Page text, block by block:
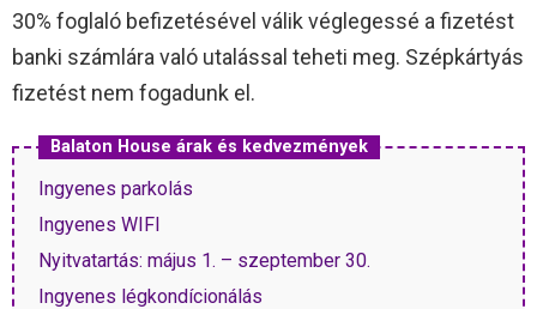
30% foglaló befizetésével válik véglegessé a fizetést
banki számlára való utalással teheti meg. Szépkártyás
fizetést nem fogadunk el.
Balaton House árak és kedvezmények
Ingyenes parkolás
Ingyenes WIFI
Nyitvatartás: május 1. – szeptember 30.
Ingyenes légkondícionálás